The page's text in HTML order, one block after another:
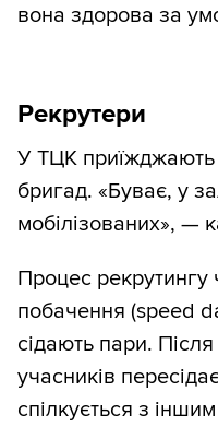
вона здорова за
Рекрутери
У ТЦК приїжджають
бригад. «Буває, у
мобілізованих», —
Процес
побачення (speed
сідають пари.
учасників
спілкується з